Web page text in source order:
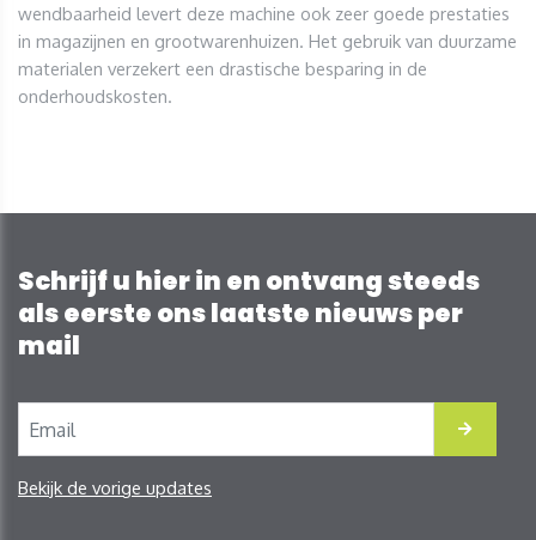
wendbaarheid levert deze machine ook zeer goede prestaties
in magazijnen en grootwarenhuizen. Het gebruik van duurzame
materialen verzekert een drastische besparing in de
onderhoudskosten.
Schrijf u hier in en ontvang steeds
als eerste ons laatste nieuws per
mail
Bekijk de vorige updates